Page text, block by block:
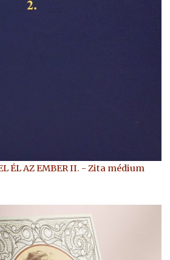
ÉL AZ EMBER II. - Zita médium